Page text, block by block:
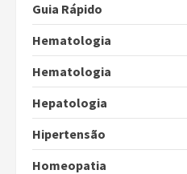
Guia Rápido
Hematologia
Hematologia
Hepatologia
Hipertensão
Homeopatia